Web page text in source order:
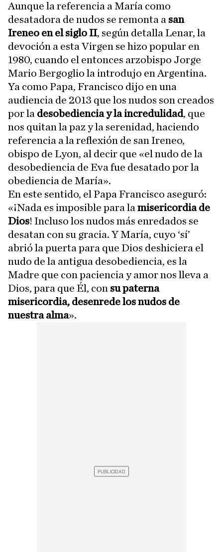
Aunque la referencia a María como
desatadora de nudos se remonta a san
Ireneo en el siglo II, según detalla Lenar, la
devoción a esta Virgen se hizo popular en
1980, cuando el entonces arzobispo Jorge
Mario Bergoglio la introdujo en Argentina.
Ya como Papa, Francisco dijo en una
audiencia de 2013 que los nudos son creados
por la desobediencia y la incredulidad, que
nos quitan la paz y la serenidad, haciendo
referencia a la reflexión de san Ireneo,
obispo de Lyon, al decir que «el nudo de la
desobediencia de Eva fue desatado por la
obediencia de María».
En este sentido, el Papa Francisco aseguró:
«¡Nada es imposible para lamisericordia de
Dios! Incluso los nudos más enredados se
desatan con su gracia. Y María, cuyo ‘sí’
abrió la puerta para que Dios deshiciera el
nudo de la antigua desobediencia, es la
Madre que con paciencia y amor nos lleva a
Dios, para que Él, con su paterna
misericordia, desenrede los nudos de
nuestra alma».